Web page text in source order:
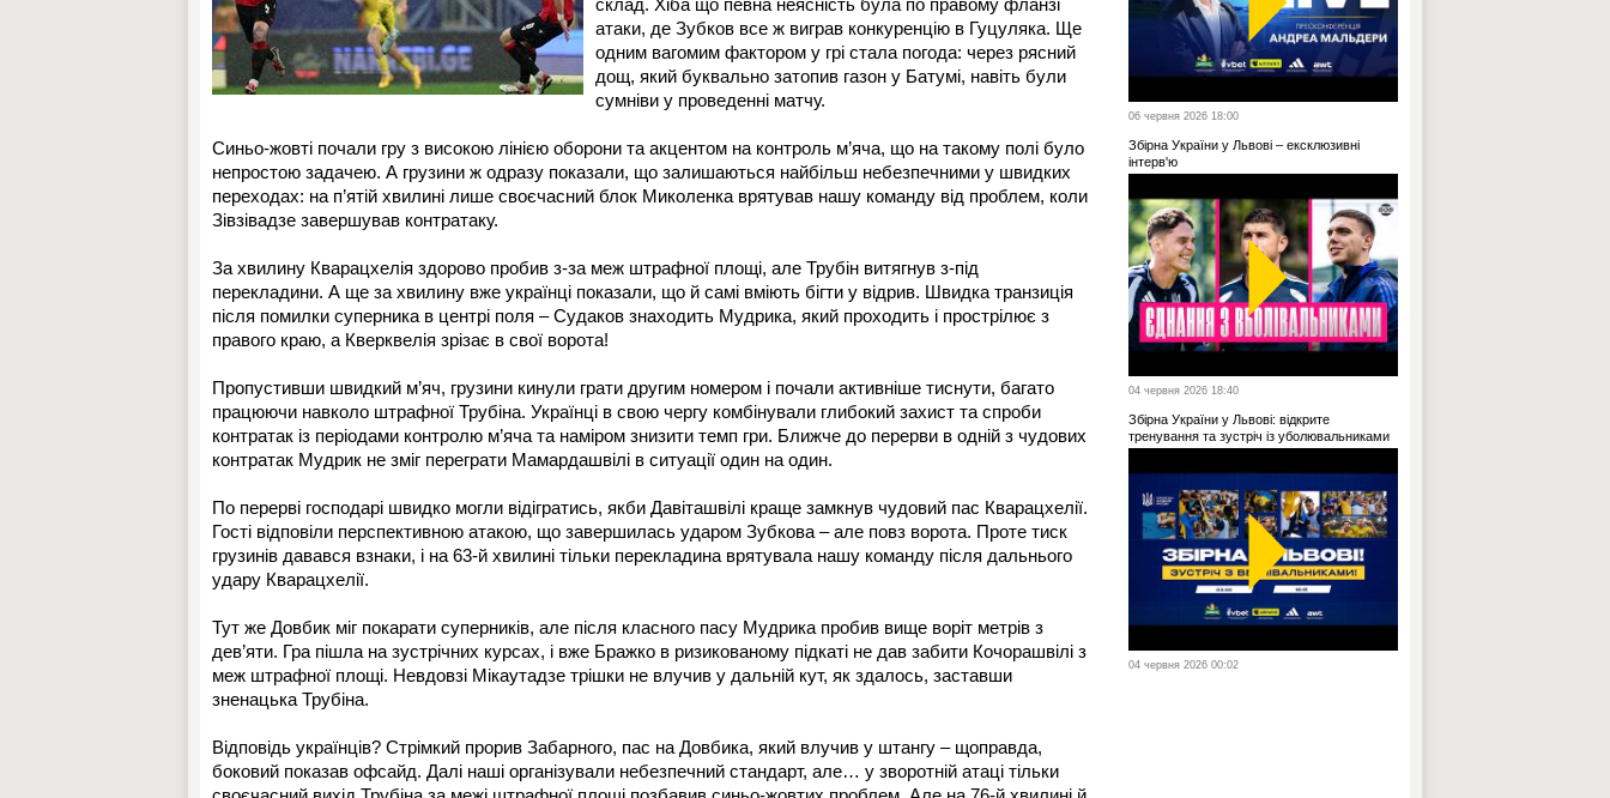
склад. Хіба що певна неясність була по правому фланзі
атаки, де Зубков все ж виграв конкуренцію в Гуцуляка. Ще
одним вагомим фактором у грі стала погода: через рясний
дощ, який буквально затопив газон у Батумі, навіть були
сумніви у проведенні матчу.
Синьо-жовті почали гру з високою лінією оборони та акцентом на контроль м’яча, що на такому полі було
непростою задачею. А грузини ж одразу показали, що залишаються найбільш небезпечними у швидких
переходах: на п’ятій хвилині лише своєчасний блок Миколенка врятував нашу команду від проблем, коли
Зівзівадзе завершував контратаку.
За хвилину Кварацхелія здорово пробив з-за меж штрафної площі, але Трубін витягнув з-під
перекладини. А ще за хвилину вже українці показали, що й самі вміють бігти у відрив. Швидка транзиція
після помилки суперника в центрі поля – Судаков знаходить Мудрика, який проходить і прострілює з
правого краю, а Кверквелія зрізає в свої ворота!
Пропустивши швидкий м’яч, грузини кинули грати другим номером і почали активніше тиснути, багато
працюючи навколо штрафної Трубіна. Українці в свою чергу комбінували глибокий захист та спроби
контратак із періодами контролю м’яча та наміром знизити темп гри. Ближче до перерви в одній з чудових
контратак Мудрик не зміг переграти Мамардашвілі в ситуації один на один.
По перерві господарі швидко могли відігратись, якби Давіташвілі краще замкнув чудовий пас Кварацхелії.
Гості відповіли перспективною атакою, що завершилась ударом Зубкова – але повз ворота. Проте тиск
грузинів давався взнаки, і на 63-й хвилині тільки перекладина врятувала нашу команду після дальнього
удару Кварацхелії.
Тут же Довбик міг покарати суперників, але після класного пасу Мудрика пробив вище воріт метрів з
дев’яти. Гра пішла на зустрічних курсах, і вже Бражко в ризикованому підкаті не дав забити Кочорашвілі з
меж штрафної площі. Невдовзі Мікаутадзе трішки не влучив у дальній кут, як здалось, заставши
зненацька Трубіна.
Відповідь українців? Стрімкий прорив Забарного, пас на Довбика, який влучив у штангу – щоправда,
боковий показав офсайд. Далі наші організували небезпечний стандарт, але… у зворотній атаці тільки
06 червня 2026 18:00
Збірна України у Львові – ексклюзивні
інтерв'ю
04 червня 2026 18:40
Збірна України у Львові: відкрите
тренування та зустріч із уболювальниками
04 червня 2026 00:02